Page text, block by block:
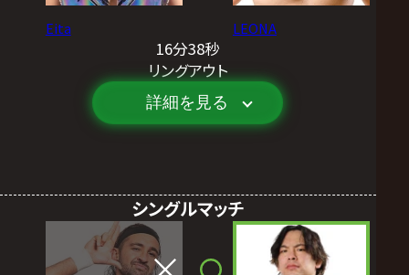
Eita LEONA
16分38秒
リングアウト
詳細を見る
シングルマッチ